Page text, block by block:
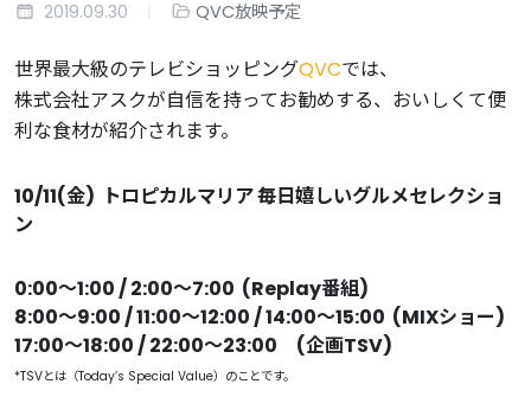
2019.09.30 QVC放映予定
世界最大級のテレビショッピングQVCでは、
株式会社アスクが自信を持ってお勧めする、おいしくて便
利な食材が紹介されます。
10/11(金) トロピカルマリア 毎日嬉しいグルメセレクショ
ン
0:00〜1:00 / 2:00〜7:00 (Replay番組)
8:00〜9:00 / 11:00〜12:00 / 14:00〜15:00 (MIXショー)
17:00〜18:00 / 22:00〜23:00 (企画TSV)
*TSVとは（Today’s Special Value）のことです。